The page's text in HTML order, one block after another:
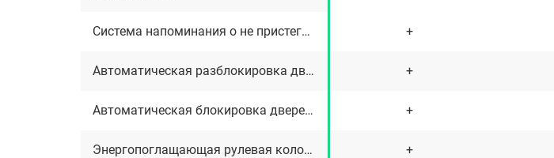
Система напоминания о не пристегнутом ремне водителя
Автоматическая разблокировка дверей при столкновении
Автоматическая блокировка дверей при начале движения
Энергопоглащающая рулевая колонка